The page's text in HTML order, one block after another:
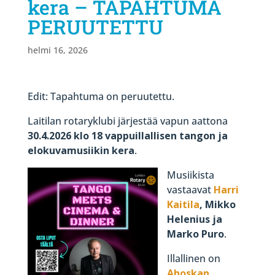
kera – TAPAHTUMA
PERUUTETTU
helmi 16, 2026
Edit: Tapahtuma on peruutettu.
Laitilan rotaryklubi järjestää vapun aattona
30.4.2026 klo 18 vappuillallisen tangon ja
elokuvamusiikin kera.
Musiikista
vastaavat Harri
Kaitila, Mikko
Helenius ja
Marko Puro.
Illallinen on